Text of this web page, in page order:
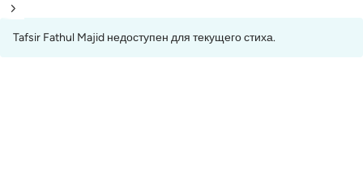
Tafsir Fathul Majid недоступен для текущего стиха.